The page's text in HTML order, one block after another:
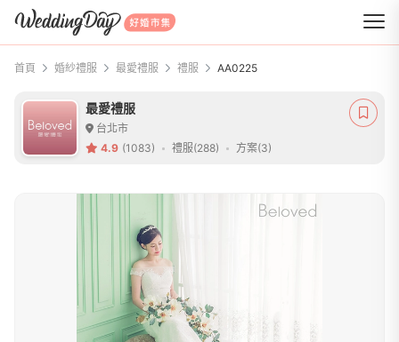
WeddingDay 好婚市集
首頁 婚紗禮服 最愛禮服 禮服 AA0225
最愛禮服
台北市
4.9 (1083) 禮服(288) 方案(3)